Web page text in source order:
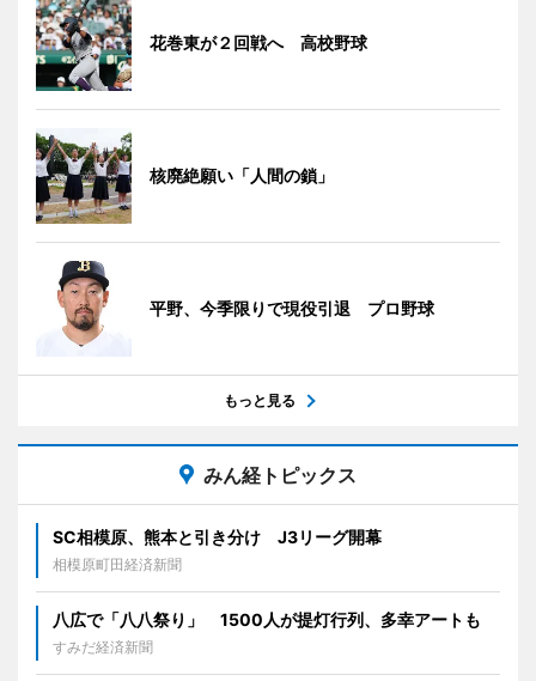
花巻東が２回戦へ 高校野球
核廃絶願い「人間の鎖」
平野、今季限りで現役引退 プロ野球
もっと見る
みん経トピックス
SC相模原、熊本と引き分け J3リーグ開幕
相模原町田経済新聞
八広で「八八祭り」 1500人が提灯行列、多幸アートも
すみだ経済新聞